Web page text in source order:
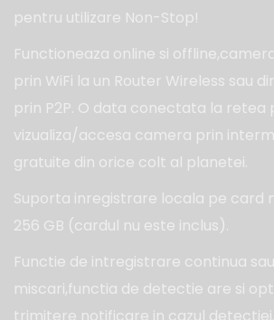
pentru utilizare Non-Stop!
Functioneaza online si
prin WiFi la un Router Wireless sau
prin P2P. O data conectata la retea
vizualiza/accesa camera prin
gratuite din orice colt al planetei.
Suporta inregistrare locala pe card
256 GB (cardul nu este inclus).
Functie de intregistrare continua
miscari,functia de detectie are si